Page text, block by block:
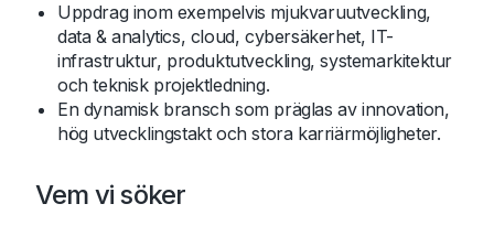
Uppdrag inom exempelvis mjukvaruutveckling,
data & analytics, cloud, cybersäkerhet, IT-
infrastruktur, produktutveckling, systemarkitektur
och teknisk projektledning.
En dynamisk bransch som präglas av innovation,
hög utvecklingstakt och stora karriärmöjligheter.
Vem vi söker